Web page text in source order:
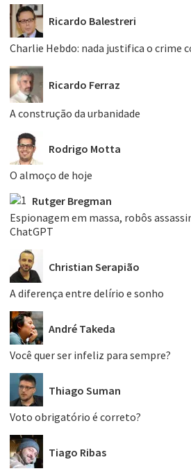
Ricardo Balestreri
Charlie Hebdo: nada justifica o crime
Ricardo Ferraz
A construção da urbanidade
Rodrigo Motta
O almoço de hoje
Rutger Bregman
Espionagem em massa, robôs
ChatGPT
Christian Serapião
A diferença entre delírio e sonho
André Takeda
Você quer ser infeliz para sempre?
Thiago Suman
Voto obrigatório é correto?
Tiago Ribas